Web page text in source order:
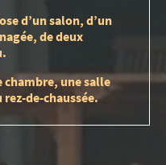
d’un salon, d’un
de deux
chambre, une salle
de-chaussée.